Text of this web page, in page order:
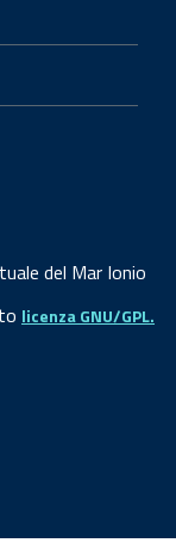
del Mar Ionio
licenza GNU/GPL.